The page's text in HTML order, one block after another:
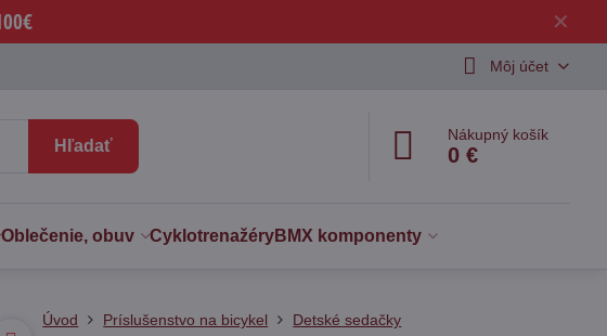
✕
Môj účet
Hľadať
Nákupný košík
0 €
Oblečenie, obuv CyklotrenažéryBMX komponenty
Úvod Príslušenstvo na bicykel Detské sedačky